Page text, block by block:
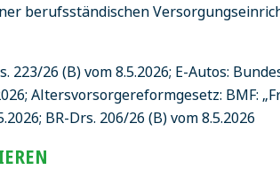
berufsständischen
26 (B) vom 8.5.2026; E-Autos:
Altersvorsorgereformgesetz: BMF:
BR-Drs. 206/26 (B) vom 8.5.2026